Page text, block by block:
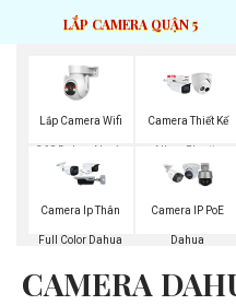
LẮP CAMERA QUẬN 5
Lắp Camera Wifi
360 Dahua Ngoài
Trời
Camera Thiết Kế
Nhựa Plastic
Dahua
Camera Ip Thân
Full Color Dahua
Camera IP PoE
Dahua
CAMERA